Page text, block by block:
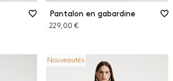
Pantalon en gabardine
229,00 €
Nouveautés